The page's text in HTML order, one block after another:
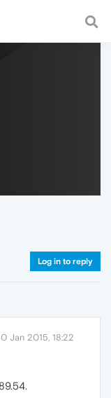
fast and
Log in to reply
Jan 2015, 18:22